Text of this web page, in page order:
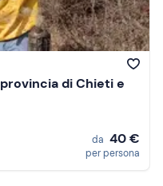
di Chieti e
da 40 €
per persona